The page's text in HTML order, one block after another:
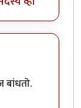
बांधतो.